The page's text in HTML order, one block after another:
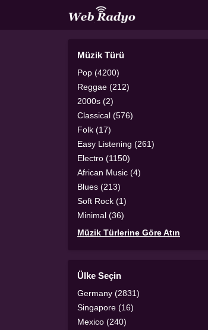
Müzik Türü
Pop (4200)
Reggae (212)
2000s (2)
Classical (576)
Folk (17)
Easy Listening (261)
Electro (1150)
African Music (4)
Blues (213)
Soft Rock (1)
Minimal (36)
Müzik Türlerine Göre Atın
Ülke Seçin
Germany (2831)
Singapore (16)
Mexico (240)